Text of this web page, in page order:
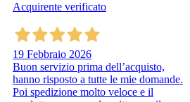
Acquirente verificato
19 Febbraio 2026
Buon servizio prima dell’acquisto,
hanno risposto a tutte le mie domande.
Poi spedizione molto veloce e il